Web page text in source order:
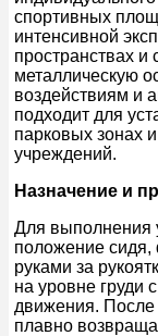
спортивных
интенсивной
пространствах и
металлическую
воздействиям и
подходит для
парковых зонах
учреждений.
Назначение и
Для выполнения
положение сидя,
руками за
на уровне груди
движения. После
плавно